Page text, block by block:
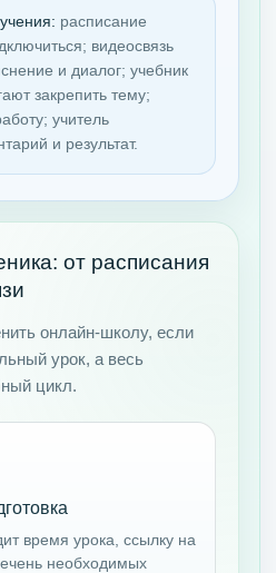
расписание
видеосвязь
и диалог; учебник
закрепить тему;
учитель
и результат.
от расписания
онлайн-школу, если
урок, а весь
цикл.
время урока, ссылку на
необходимых